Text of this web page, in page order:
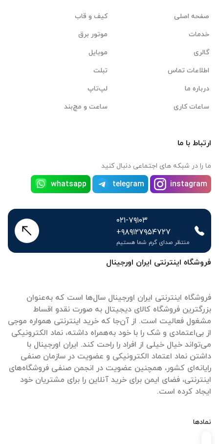
فروشگاه اینترنتی ایران اورجینال
فروشگاه اینترنتی ایران اورجینال سال‌ها است که به‌عنوان
بزرگترین فروشگاه کالای دیجیتال به صورت نقدو اقساط
مشغول فعالیت است. از آن‌جا که خرید اینترنتی همواره موجی
از بی‌اعتمادی و شک را با خود به‌همراه داشته، نماد الکترونیکی
می‌تواند خیال خیلی از افراد را راحت کند. ایران اورجینال با
داشتن نماد اعتماد الکترونیکی و عضویت در سازمان صنفی
رایانه‌ای کشور، همچنین عضویت در انجمن صنفی فروشگاه‌های
اینترنتی، فضای ایمن برای خرید آنلاین را برای مشتریان خود
ایجاد کرده است.
نمادها
صفحه اصلی
خدمات
گالری
اطلاعات تماس
درباره ما
ساعات کاری
کیف و قاب
موتور برق
موبایل
تبلت
لپ‌تاپ
ساعت و مچ‌بند
ارتباط با ما
ما را در شبکه های اجتماعی دنبال کنید
instagram
telegram
whatsapp
۰۲۱-۷۹۱۰۳
+۹۸۹۱۲۷۹۵۴۷۲۷
منتظر صدای گرم شما هستیم